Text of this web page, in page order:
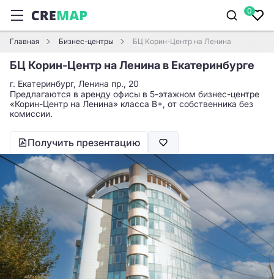
0
Главная Бизнес-центры БЦ Корин-Центр на Ленина
БЦ Корин-Центр на Ленина в Екатеринбурге
г. Екатеринбург, Ленина пр., 20
Предлагаются в аренду офисы в 5-этажном бизнес-центре
«Корин-Центр на Ленина» класса B+, от собственника без
комиссии.
Получить презентацию